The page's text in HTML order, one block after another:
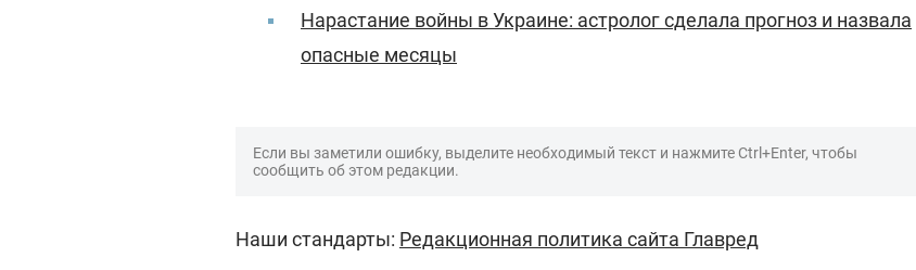
Нарастание войны в Украине: астролог сделала прогноз и назвала
опасные месяцы
Если вы заметили ошибку, выделите необходимый текст и нажмите Ctrl+Enter, чтобы
сообщить об этом редакции.
Наши стандарты: Редакционная политика сайта Главред